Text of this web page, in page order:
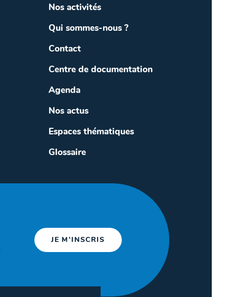
Nos activités
Qui sommes-nous ?
Contact
Centre de documentation
Agenda
Nos actus
Espaces thématiques
Glossaire
JE M'INSCRIS